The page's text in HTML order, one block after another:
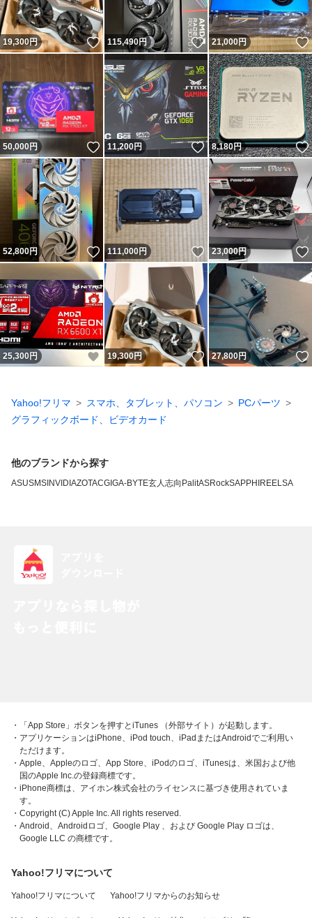
19,300円 いいね！
115,490円 いいね！
21,000円
50,000円 いいね！
11,200円 いいね！
8,180円
52,800円 いいね！
111,000円 いいね！
23,000円
25,300円 いいね！
19,300円 いいね！
27,800円
Yahoo!フリマ スマホ、タブレット、パソコン
PCパーツ
グラフィックボード、ビデオカード
他のブランドから探す
ASUSMSI NVIDIAZOTACGIGA-BYTE玄人志向 PalitASRockSAPPHIREELSA
・「App Store」ボタンを押すとiTunes （外部サイト）が起動します。
・アプリケーションはiPhone、iPod touch、iPadまたはAndroidでご利用い
ただけます。
・Apple、Appleのロゴ、App Store、iPodのロゴ、iTunesは、米国および他
国のApple Inc.の登録商標です。
・iPhone商標は、アイホン株式会社のライセンスに基づき使用されていま
す。
・Copyright (C) Apple Inc. All rights reserved.
・Android、Androidロゴ、Google Play 、および Google Play ロゴは、
Google LLC の商標です。
Yahoo!フリマについて
Yahoo!フリマについて Yahoo!フリマからのお知らせ